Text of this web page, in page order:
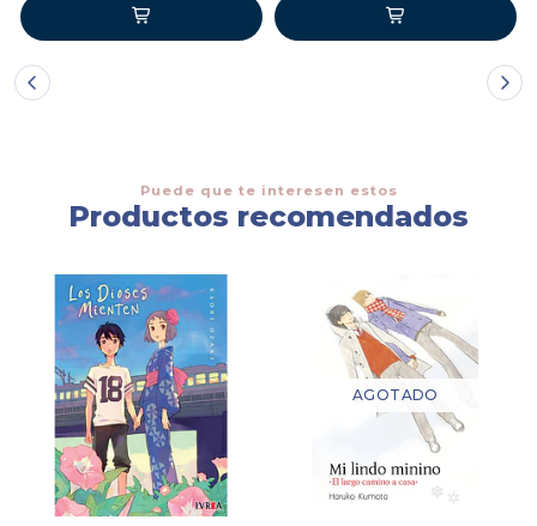
Puede que te interesen estos
Productos recomendados
AGOTADO